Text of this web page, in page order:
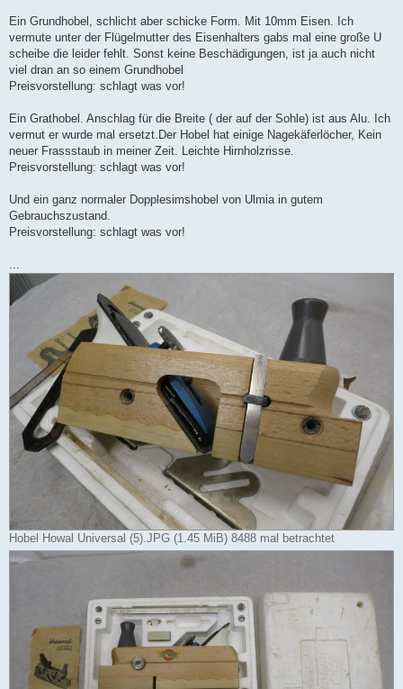
Ein Grundhobel, schlicht aber schicke Form. Mit 10mm Eisen. Ich
vermute unter der Flügelmutter des Eisenhalters gabs mal eine große U
scheibe die leider fehlt. Sonst keine Beschädigungen, ist ja auch nicht
viel dran an so einem Grundhobel
Preisvorstellung: schlagt was vor!
Ein Grathobel. Anschlag für die Breite ( der auf der Sohle) ist aus Alu. Ich
vermut er wurde mal ersetzt.Der Hobel hat einige Nagekäferlöcher, Kein
neuer Frassstaub in meiner Zeit. Leichte Hirnholzrisse.
Preisvorstellung: schlagt was vor!
Und ein ganz normaler Dopplesimshobel von Ulmia in gutem
Gebrauchszustand.
Preisvorstellung: schlagt was vor!
...
Hobel Howal Universal (5).JPG (1.45 MiB) 8488 mal betrachtet